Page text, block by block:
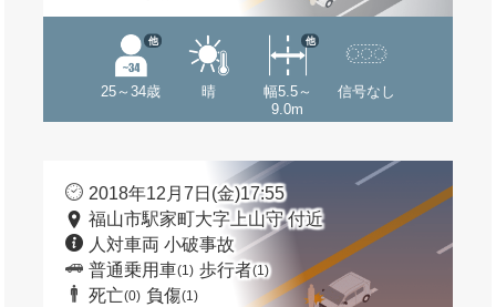
25～34歳
他
晴
幅5.5～
9.0m
他
信号なし
2018年12月7日(金)17:55
福山市駅家町大字上山守 付近
人対車両 小破事故
普通乗用車(1) 歩行者(1)
死亡(0) 負傷(1)